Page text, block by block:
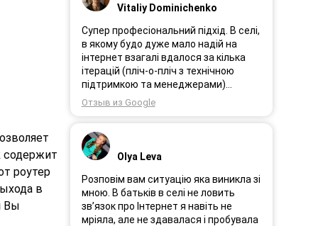
содержит
роутер
в
Вы
Vitaliy Dominichenko
Супер професіональний підхід. В селі,
в якому будо дуже мало надій на
інтернет взагалі вдалося за кілька
ітерацій (пліч-о-пліч з технічною
підтримкою та менеджерами)
досягнути нереальної швидкості в
~20МБіт/с. Можна мріяти про більше,
результат, так як перші спроби
впиралися в максимум 4-5 МБіт/с.
Спробували усіх можливих
операторів, обертав десятки разів
антену, змінили один раз модем з
невеликою доплатою і вдалося
неможливе :) Дякую вам! Безумовно
Отзыв из Google
Olya Leva
Розповім вам ситуацію яка виникла зі
мною. В батьків в селі не ловить
зв’язок про Інтернет я навіть не
мріяла, але не здавалася і пробувала